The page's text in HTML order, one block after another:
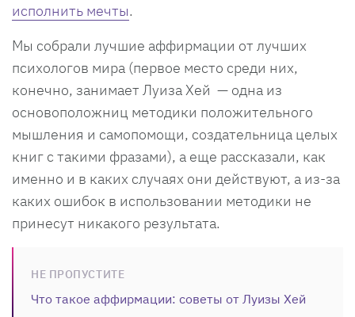
исполнить мечты.
Мы собрали лучшие аффирмации от лучших
психологов мира (первое место среди них,
конечно, занимает Луиза Хей — одна из
основоположниц методики положительного
мышления и самопомощи, создательница целых
книг с такими фразами), а еще рассказали, как
именно и в каких случаях они действуют, а из-за
каких ошибок в использовании методики не
принесут никакого результата.
НЕ ПРОПУСТИТЕ
Что такое аффирмации: советы от Луизы Хей